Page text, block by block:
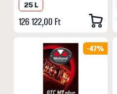
25 L
126 122,00 Ft
-47%